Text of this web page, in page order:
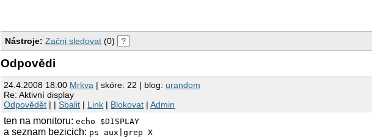
Nástroje: Začni sledovat (0) ?
Odpovědi
24.4.2008 18:00 Mrkva | skóre: 22 | blog: urandom
Re: Aktivní display
Odpovědět | |Sbalit | Link | Blokovat |Admin
ten na monitoru:echo $DISPLAY
a seznam bezicich: ps aux|grep X